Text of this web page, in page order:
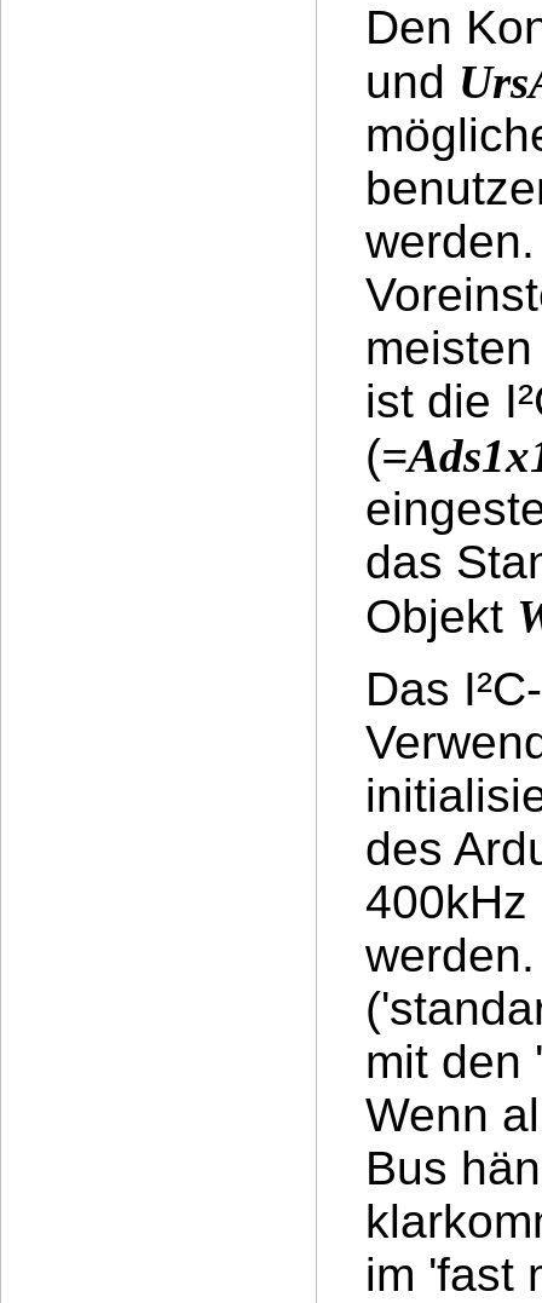
Den
und
ist die
(
das
Objekt
Das
des
400kHz
mit den
Wenn
Bus
im 'fast